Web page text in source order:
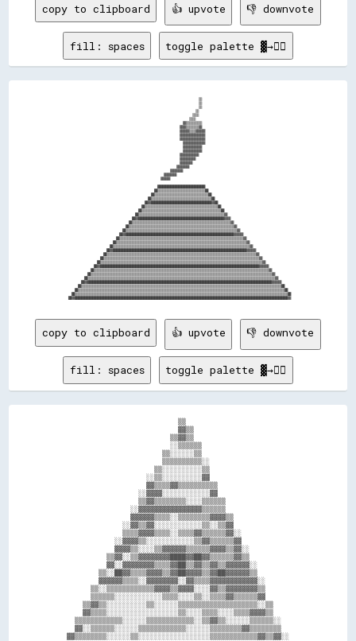
copy to clipboard 👍 upvote 👎 downvote
fill: spaces toggle palette ▓→✊🏽
                                                                                    ▒▒
                                                                                    ▒▒
                                                                                    ▒▒
                                                                                  ▒▒
                                                                                ▒▒▒▒
                                                                              ▒▒▒▒
                                                                          ▓▓▒▒▒▒▒▒▒▒▒▒
                                                                        ▓▓▓▓▒▒▒▒▒▒▒▒▓▓
                                                                        ▓▓▓▓▓▓▒▒▒▒▓▓▓▓▓▓
                                                                        ▓▓▓▓▓▓▓▓▓▓▓▓▓▓▓▓
                                                                        ▓▓▓▓▓▓▓▓▓▓▓▓▓▓▓▓
                                                                          ▓▓▓▓▓▓▓▓▓▓▓▓▓▓
                                                                          ▓▓▓▓▓▓▓▓▓▓▓▓
                                                                          ▓▓▓▓▓▓▓▓▓▓▓▓
                                                                        ▓▓▓▓▓▓▓▓▓▓▓▓
                                                                        ▓▓▓▓▓▓▓▓▓▓
                                                                        ▓▓▓▓▓▓▓▓
                                                                      ▓▓▓▓▓▓▓▓
                                                                  ▓▓▓▓▓▓▓▓
                                                              ▓▓▓▓▓▓▓▓
                                                            ▓▓▓▓▓▓
                                                          ██████████████████████████████
                                                        ██▒▒▒▒▒▒▒▒▒▒▒▒▒▒▒▒▒▒▒▒▒▒▒▒▒▒▒▒▒▒██
                                                      ██▒▒▒▒▒▒▒▒▒▒▒▒▒▒▒▒▒▒▒▒▒▒▒▒▒▒▒▒▒▒▒▒▒▒██
                                                    ██▒▒▒▒▒▒▒▒▒▒▒▒▒▒▒▒▒▒▒▒▒▒▒▒▒▒▒▒▒▒▒▒▒▒▒▒▒▒██
                                                  ██▓▓██████████████████████████████████████▓▓██
                                                ██▒▒▒▒▒▒▒▒▒▒▒▒▒▒▒▒▒▒▒▒▒▒▒▒▒▒▒▒▒▒▒▒▒▒▒▒▒▒▒▒▒▒▒▒▒▒██
                                              ██▒▒▒▒▒▒▒▒▒▒▒▒▒▒▒▒▒▒▒▒▒▒▒▒▒▒▒▒▒▒▒▒▒▒▒▒▒▒▒▒▒▒▒▒▒▒▒▒▒▒██
                                            ██▒▒▒▒▒▒▒▒▒▒▒▒▒▒▒▒▒▒▒▒▒▒▒▒▒▒▒▒▒▒▒▒▒▒▒▒▒▒▒▒▒▒▒▒▒▒▒▒▒▒▒▒▒▒▓▓
                                          ██▓▓██████████████████████████████████████████████████████▓▓▓▓
                                        ██▒▒▒▒▒▒▒▒▒▒▒▒▒▒▒▒▒▒▒▒▒▒▒▒▒▒▒▒▒▒▒▒▒▒▒▒▒▒▒▒▒▒▒▒▒▒▒▒▒▒▒▒▒▒▒▒▒▒▒▒▒▒▓▓
                                      ██▒▒▒▒▒▒▒▒▒▒▒▒▒▒▒▒▒▒▒▒▒▒▒▒▒▒▒▒▒▒▒▒▒▒▒▒▒▒▒▒▒▒▒▒▒▒▒▒▒▒▒▒▒▒▒▒▒▒▒▒▒▒▒▒▒▒▓▓
                                    ██▒▒▒▒▒▒▒▒▒▒▒▒▒▒▒▒▒▒▒▒▒▒▒▒▒▒▒▒▒▒▒▒▒▒▒▒▒▒▒▒▒▒▒▒▒▒▒▒▒▒▒▒▒▒▒▒▒▒▒▒▒▒▒▒▒▒▒▒▒▒▓▓
                                  ██▓▓████████████████████████████████████████████████████████████████████▓▓▓▓▓▓
                                ██▒▒▒▒▒▒▒▒▒▒▒▒▒▒▒▒▒▒▒▒▒▒▒▒▒▒▒▒▒▒▒▒▒▒▒▒▒▒▒▒▒▒▒▒▒▒▒▒▒▒▒▒▒▒▒▒▒▒▒▒▒▒▒▒▒▒▒▒▒▒▒▒▒▒▒▒▒▒▓▓
                              ██▒▒▒▒▒▒▒▒▒▒▒▒▒▒▒▒▒▒▒▒▒▒▒▒▒▒▒▒▒▒▒▒▒▒▒▒▒▒▒▒▒▒▒▒▒▒▒▒▒▒▒▒▒▒▒▒▒▒▒▒▒▒▒▒▒▒▒▒▒▒▒▒▒▒▒▒▒▒▒▒▒▒▓▓
                            ██▒▒▒▒▒▒▒▒▒▒▒▒▒▒▒▒▒▒▒▒▒▒▒▒▒▒▒▒▒▒▒▒▒▒▒▒▒▒▒▒▒▒▒▒▒▒▒▒▒▒▒▒▒▒▒▒▒▒▒▒▒▒▒▒▒▒▒▒▒▒▒▒▒▒▒▒▒▒▒▒▒▒▒▒▒▒▓▓
                          ██▓▓████████████████████████████████████████████████████████████████████████████████████▓▓▓▓▓▓
                        ██▒▒▒▒▒▒▒▒▒▒▒▒▒▒▒▒▒▒▒▒▒▒▒▒▒▒▒▒▒▒▒▒▒▒▒▒▒▒▒▒▒▒▒▒▒▒▒▒▒▒▒▒▒▒▒▒▒▒▒▒▒▒▒▒▒▒▒▒▒▒▒▒▒▒▒▒▒▒▒▒▒▒▒▒▒▒▒▒▒▒▒▒▒▒▓▓
                      ██▒▒▒▒▒▒▒▒▒▒▒▒▒▒▒▒▒▒▒▒▒▒▒▒▒▒▒▒▒▒▒▒▒▒▒▒▒▒▒▒▒▒▒▒▒▒▒▒▒▒▒▒▒▒▒▒▒▒▒▒▒▒▒▒▒▒▒▒▒▒▒▒▒▒▒▒▒▒▒▒▒▒▒▒▒▒▒▒▒▒▒▒▒▒▒▒▒▒▓▓
                    ██▒▒▒▒▒▒▒▒▒▒▒▒▒▒▒▒▒▒▒▒▒▒▒▒▒▒▒▒▒▒▒▒▒▒▒▒▒▒▒▒▒▒▒▒▒▒▒▒▒▒▒▒▒▒▒▒▒▒▒▒▒▒▒▒▒▒▒▒▒▒▒▒▒▒▒▒▒▒▒▒▒▒▒▒▒▒▒▒▒▒▒▒▒▒▒▒▒▒▒▒▒▒▓▓
                  ██▓▓████████████████████████████████████████████████████████████████████████████████████████████████████▓▓▓▓▓▓
                ██▒▒▒▒▒▒▒▒▒▒▒▒▒▒▒▒▒▒▒▒▒▒▒▒▒▒▒▒▒▒▒▒▒▒▒▒▒▒▒▒▒▒▒▒▒▒▒▒▒▒▒▒▒▒▒▒▒▒▒▒▒▒▒▒▒▒▒▒▒▒▒▒▒▒▒▒▒▒▒▒▒▒▒▒▒▒▒▒▒▒▒▒▒▒▒▒▒▒▒▒▒▒▒▒▒▒▒▒▒▒▓▓
              ██▒▒▒▒▒▒▒▒▒▒▒▒▒▒▒▒▒▒▒▒▒▒▒▒▒▒▒▒▒▒▒▒▒▒▒▒▒▒▒▒▒▒▒▒▒▒▒▒▒▒▒▒▒▒▒▒▒▒▒▒▒▒▒▒▒▒▒▒▒▒▒▒▒▒▒▒▒▒▒▒▒▒▒▒▒▒▒▒▒▒▒▒▒▒▒▒▒▒▒▒▒▒▒▒▒▒▒▒▒▒▒▒▒▒▓▓
            ██▒▒▒▒▒▒▒▒▒▒▒▒▒▒▒▒▒▒▒▒▒▒▒▒▒▒▒▒▒▒▒▒▒▒▒▒▒▒▒▒▒▒▒▒▒▒▒▒▒▒▒▒▒▒▒▒▒▒▒▒▒▒▒▒▒▒▒▒▒▒▒▒▒▒▒▒▒▒▒▒▒▒▒▒▒▒▒▒▒▒▒▒▒▒▒▒▒▒▒▒▒▒▒▒▒▒▒▒▒▒▒▒▒▒▒▒▒▒▓▓
          ██▓▓████████████████████████████████████████████████████████████████████████████████████████████████████████████████████▓▓▓▓▓▓
        ██▒▒▒▒▒▒▒▒▒▒▒▒▒▒▒▒▒▒▒▒▒▒▒▒▒▒▒▒▒▒▒▒▒▒▒▒▒▒▒▒▒▒▒▒▒▒▒▒▒▒▒▒▒▒▒▒▒▒▒▒▒▒▒▒▒▒▒▒▒▒▒▒▒▒▒▒▒▒▒▒▒▒▒▒▒▒▒▒▒▒▒▒▒▒▒▒▒▒▒▒▒▒▒▒▒▒▒▒▒▒▒▒▒▒▒▒▒▒▒▒▒▒▒▒▒▒██
      ██▒▒▒▒▒▒▒▒▒▒▒▒▒▒▒▒▒▒▒▒▒▒▒▒▒▒▒▒▒▒▒▒▒▒▒▒▒▒▒▒▒▒▒▒▒▒▒▒▒▒▒▒▒▒▒▒▒▒▒▒▒▒▒▒▒▒▒▒▒▒▒▒▒▒▒▒▒▒▒▒▒▒▒▒▒▒▒▒▒▒▒▒▒▒▒▒▒▒▒▒▒▒▒▒▒▒▒▒▒▒▒▒▒▒▒▒▒▒▒▒▒▒▒▒▒▒▒▒▒▒██
    ██▒▒▒▒▒▒▒▒▒▒▒▒▒▒▒▒▒▒▒▒▒▒▒▒▒▒▒▒▒▒▒▒▒▒▒▒▒▒▒▒▒▒▒▒▒▒▒▒▒▒▒▒▒▒▒▒▒▒▒▒▒▒▒▒▒▒▒▒▒▒▒▒▒▒▒▒▒▒▒▒▒▒▒▒▒▒▒▒▒▒▒▒▒▒▒▒▒▒▒▒▒▒▒▒▒▒▒▒▒▒▒▒▒▒▒▒▒▒▒▒▒▒▒▒▒▒▒▒▒▒▒▒▒▒██
copy to clipboard 👍 upvote 👎 downvote
fill: spaces toggle palette ▓→✊🏽
                                  ▒▒
                                  ▓▓▒▒
                                ▒▒▓▓▒▒
                                ░░▒▒▒▒▒▒
                              ▒▒░░░░░░▒▒
                              ▒▒▒▒▒▒▒▒▒▒░░
                            ▒▒░░░░░░░░░░▒▒
                          ░░▒▒░░░░░░░░░░▓▓
                          ▓▓▒▒▒▒▓▓▒▒▒▒▒▒▒▒▒▒
                        ░░▓▓▓▓░░░░░░░░░░░░▓▓
                        ▒▒▓▓▒▒▒▒▒▒▒▒░░░░▒▒▒▒▒▒
                      ░░▓▓▓▓▓▓▓▓▓▓▓▓▓▓▓▓▒▒▒▒▒▒
                      ▓▓▓▓▓▓▒▒▒▒░░▒▒▒▒▒▒▒▒▓▓▓▓▒▒
                    ░░▓▓▒▒▓▓░░░░░░░░░░░░▒▒░░▒▒▓▓
                    ▒▒▒▒▓▓▓▓▒▒▒▒░░▒▒▒▒▓▓▒▒▒▒▒▒▓▓░░
                  ░░▓▓▓▓▒▒░░░░░░░░░░░░▒▒▓▓▒▒▒▒▒▒▓▓
                  ▓▓▓▓▒▒░░░░▒▒▓▓▓▓▓▓▒▒▒▒▒▒▓▓▓▓▒▒▓▓░░
                ▒▒▓▓░░▒▒▓▓▓▓▓▓▓▓████▓▓██▓▓▒▒▒▒▒▒▓▓▒▒
                ▓▓░░▓▓▓▓▓▓▓▓▒▒▒▒▓▓██▒▒▓▓▒▒▓▓▒▒▓▓▓▓▓▓░░
              ▒▒░░██▓▓▒▒▒▒▓▓▓▓▒▒▓▓██▓▓▓▓▒▒▓▓██▓▓▓▓▓▓▒▒
              ▓▓▓▓▓▓▒▒▒▒░░▓▓▓▓▓▓▓▓░░▓▓▒▒▒▒▓▓▓▓▓▓▓▓▓▓▓▓░░
            ▒▒░░▒▒▒▒▒▒▒▒▒▒▒▒▓▓▓▓▒▒▓▓▓▓░░░░▓▓▒▒▓▓▓▓▓▓▓▓▒▒
            ▒▒▒▒▒▒░░░░░░░░░░░░▒▒▒▒░░░░▒▒░░▒▒▒▒▓▓▒▒▒▒▒▒▓▓
          ▒▒▓▓▒▒░░░░░░░░░░▒▒░░░░░░▒▒▒▒▒▒▒▒▒▒▒▒▒▒▒▒▒▒▒▒░░▒▒
          ▓▓▒▒▒▒░░░░░░░░░░░░░░░░░░▒▒░░░░▒▒▒▒░░░░▒▒▒▒▓▓▓▓▒▒
        ▒▒▒▒▒▒▒▒▒▒▒▒░░░░░░▒▒▒▒▒▒▒▒▒▒▒▒░░▒▒▓▓▒▒░░░░░░▒▒▒▒▒▒░░
        ▓▓░░▒▒▒▒▒▒░░░░░░▒▒▒▒▒▒▒▒▒▒▒▒░░░░░░▒▒▒▒▒▒▒▒▓▓▒▒▒▒▒▒▒▒
      ▓▓▒▒▒▒▒▒▒▒░░░░░░▒▒░░░░░░░░░░░░░░░░░░▒▒▒▒▒▒▒▒▒▒▒▒▓▓▒▒▓▓░░